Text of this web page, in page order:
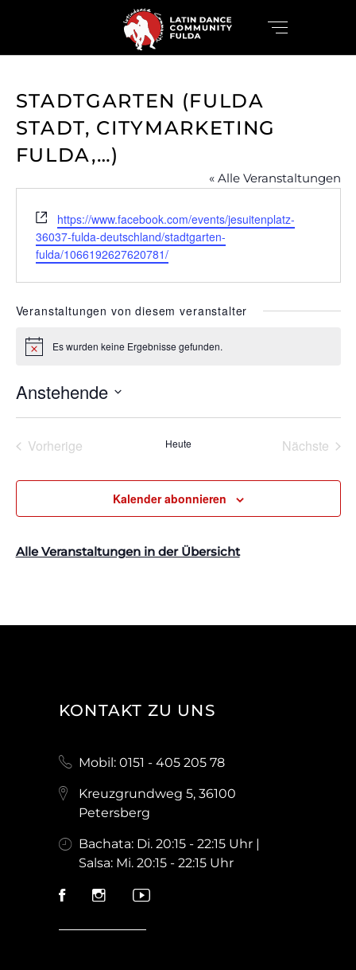
STADTGARTEN (FULDA
STADT, CITYMARKETING
FULDA,…)
« Alle Veranstaltungen
Webseite
https://www.facebook.com/events/jesuitenplatz-
36037-fulda-deutschland/stadtgarten-
fulda/1066192627620781/
Veranstaltungen von diesem veranstalter
HinweisEs wurden keine Ergebnisse gefunden.
Anstehende
Vorherige
Heute
Nächste
Kalender abonnieren
Alle Veranstaltungen in der Übersicht
KONTAKT ZU UNS
Mobil: 0151 - 405 205 78
Kreuzgrundweg 5, 36100
Petersberg
Bachata: Di. 20:15 - 22:15 Uhr |
Salsa: Mi. 20:15 - 22:15 Uhr